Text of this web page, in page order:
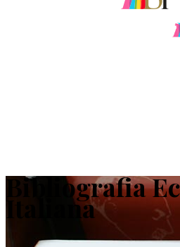
Bibliografia
Italiana